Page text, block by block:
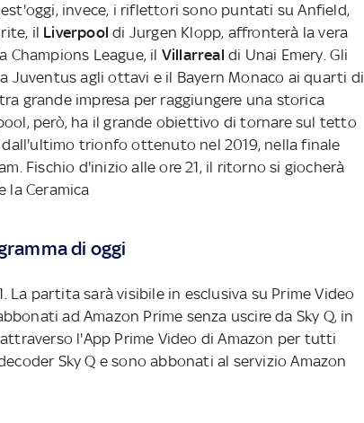
invece, i riflettori sono puntati su Anfield,
il Liverpooldi Jurgen Klopp, affronterà la vera
Champions League, il Villarrealdi Unai Emery. Gli
Juventus agli ottavi e il Bayern Monaco ai quarti di
grande impresa per raggiungere una storica
però, ha il grande obiettivo di tornare sul tetto
trionfo ottenuto nel 2019, nella finale
Fischio d'inizio alle ore 21, il ritorno si giocherà
la Ceramica
di oggi
La partita sarà visibile in esclusiva su Prime Video
ad Amazon Prime senza uscire da Sky Q, in
l'App Prime Video di Amazon per tutti
Sky Q e sono abbonati al servizio Amazon